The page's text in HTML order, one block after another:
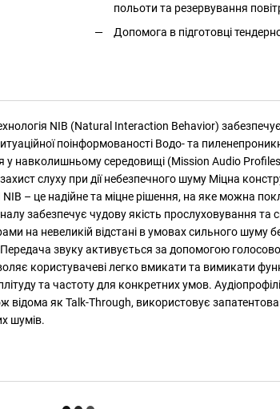
польоти та резервування
Допомога в підготовці
NIB (Natural Interaction Behavior)
поінформованості Водо- та
навколишньому середовищі (Mission Audio
слуху при дії небезпечного шуму Міцна
– це надійне та міцне рішення, на яке можна
чудову якість прослуховування та
на невеликій відстані в умовах сильного
звуку активується за допомогою
користувачеві легко вмикати та вимикати
та частоту для конкретних умов.
як Talk-Through, використовує
шумів.